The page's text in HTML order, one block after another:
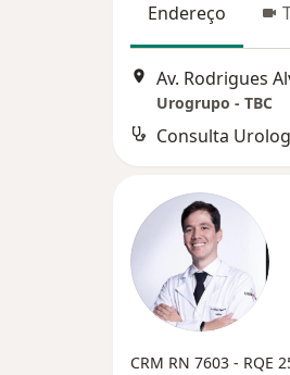
Endereço
Urogrupo - TBC
Consulta
CRM RN 7603 - RQE